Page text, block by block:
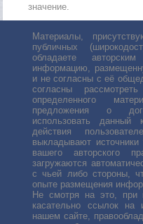
12значение.
Материалы,
публичных
обладаете
информацию,
и не согласны с её
согласны
определенного
предложения о
использовать
действия
выкладывают
вашего авторского
загружаются
с чьей либо стороны,
опыте размещения
Не смотря на это, при
касательно ссылок
нашем сайте,